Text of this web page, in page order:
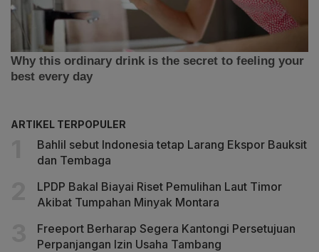
ARTIKEL TERPOPULER
Bahlil sebut Indonesia tetap Larang Ekspor Bauksit
dan Tembaga
LPDP Bakal Biayai Riset Pemulihan Laut Timor
Akibat Tumpahan Minyak Montara
Freeport Berharap Segera Kantongi Persetujuan
Perpanjangan Izin Usaha Tambang